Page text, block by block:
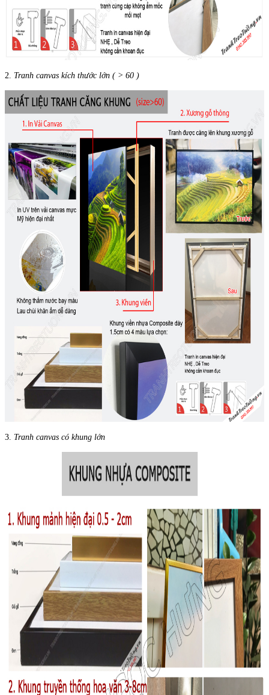
2. Tranh canvas kích thước lớn ( > 60 )
3. Tranh canvas có khung lớn